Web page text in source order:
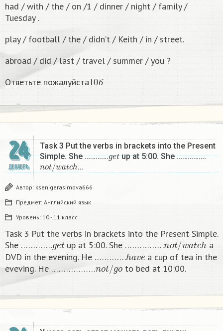
had / with / the / on /1 / dinner / night / family /
Tuesday .
play / football / the / didn’t / Keith / in / street.
abroad / did / last / travel / summer / you ?
Ответьте пожалуйста
б
10 б
24
ДЕКАБРЬ
Task 3 Put the verbs in brackets into the Present
Simple. She ………….g etup at 5:00. She …………….
not/w atch…
Автор: ksenigerasimova666
Предмет: Английский язык
Уровень: 10 - 11 класс
Task 3 Put the verbs in brackets into the Present Simple.
She ………….ge tup at 5:00. She …………….not/watcha
DVD in the evening. He ………….have a cup of tea in the
eveving. He ………………not/go to bed at 10:00. ​